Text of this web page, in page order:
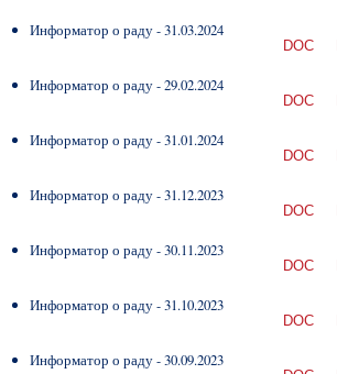
Информатор о раду - 31.03.2024
DOC
Информатор о раду - 29.02.2024
DOC
Информатор о раду - 31.01.2024
DOC
Информатор о раду - 31.12.2023
DOC
Информатор о раду - 30.11.2023
DOC
Информатор о раду - 31.10.2023
DOC
Информатор о раду - 30.09.2023